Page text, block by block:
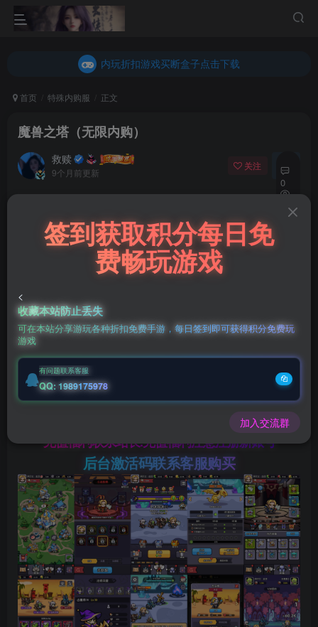
内玩折扣游戏买断盒子点击下载
内玩折扣游戏买断盒子点击下载
首页 特殊内购服 正文
魔兽之塔（无限内购）
救赎
9个月前更新
关注 私信
0
41
魔兽之塔（无限内购）
此内容为付费阅读，请付费后查看
50
钻石会员￥
您当前未登录！建议登陆后购买，可保存购买订单
微信客服GMSY997
充值福利联系站长.充值福利注意注册新账号
后台激活码联系客服购买
签到获取积分每日免
费畅玩游戏
<
收藏本站防止丢失
可在本站分享游玩各种折扣免费手游，每日签到即可获得积分免费玩
游戏
有问题联系客服
QQ: 1989175978
加入交流群